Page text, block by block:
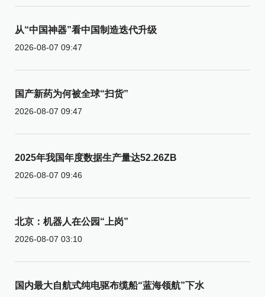
从“中国神器”看中国制造迭代升级
2026-08-07 09:47
国产新药为何被全球“扫货”
2026-08-07 09:47
2025年我国年度数据生产量达52.26ZB
2026-08-07 09:46
北京：机器人在公园“上岗”
2026-08-07 03:10
国内最大自航式纯电驱布缆船“蓝海领航”下水